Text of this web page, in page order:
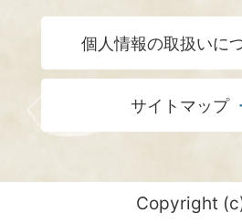
個人情報の取扱いに
サイトマップ
Copyright